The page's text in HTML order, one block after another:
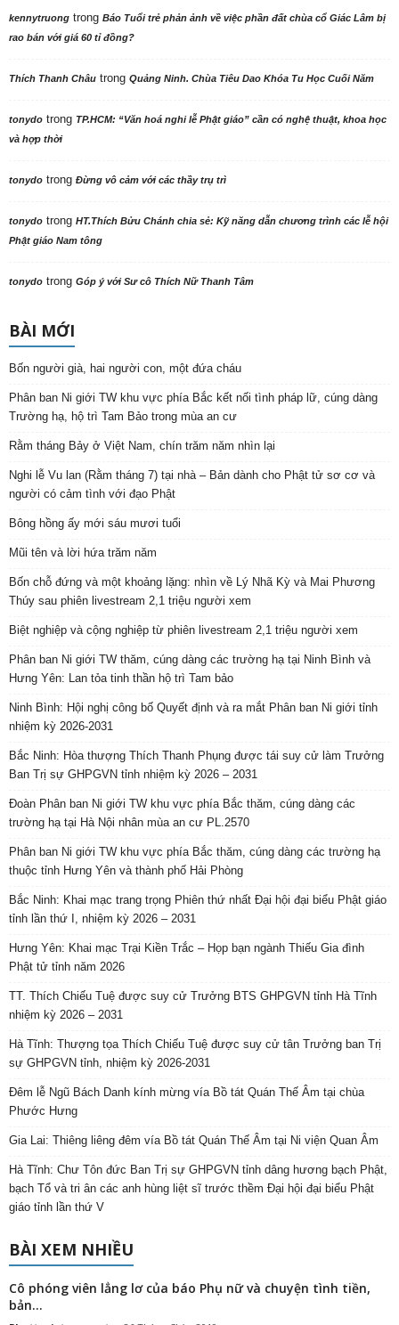
kennytruong trong Báo Tuổi trẻ phản ảnh về việc phần đất chùa cổ Giác Lâm bị
rao bán với giá 60 tỉ đồng?
Thích Thanh Châu trong Quảng Ninh. Chùa Tiêu Dao Khóa Tu Học Cuối Năm
tonydo trong TP.HCM: “Văn hoá nghi lễ Phật giáo” cần có nghệ thuật, khoa học
và hợp thời
tonydo trong Đừng vô cảm với các thầy trụ trì
tonydo trong HT.Thích Bửu Chánh chia sẻ: Kỹ năng dẫn chương trình các lễ hội
Phật giáo Nam tông
tonydo trong Góp ý với Sư cô Thích Nữ Thanh Tâm
BÀI MỚI
Bốn người già, hai người con, một đứa cháu
Phân ban Ni giới TW khu vực phía Bắc kết nối tình pháp lữ, cúng dàng
Trường hạ, hộ trì Tam Bảo trong mùa an cư
Rằm tháng Bảy ở Việt Nam, chín trăm năm nhìn lại
Nghi lễ Vu lan (Rằm tháng 7) tại nhà – Bản dành cho Phật tử sơ cơ và
người có cảm tình với đạo Phật
Bông hồng ấy mới sáu mươi tuổi
Mũi tên và lời hứa trăm năm
Bốn chỗ đứng và một khoảng lặng: nhìn về Lý Nhã Kỳ và Mai Phương
Thúy sau phiên livestream 2,1 triệu người xem
Biệt nghiệp và cộng nghiệp từ phiên livestream 2,1 triệu người xem
Phân ban Ni giới TW thăm, cúng dàng các trường hạ tại Ninh Bình và
Hưng Yên: Lan tỏa tinh thần hộ trì Tam bảo
Ninh Bình: Hội nghị công bố Quyết định và ra mắt Phân ban Ni giới tỉnh
nhiệm kỳ 2026-2031
Bắc Ninh: Hòa thượng Thích Thanh Phụng được tái suy cử làm Trưởng
Ban Trị sự GHPGVN tỉnh nhiệm kỳ 2026 – 2031
Đoàn Phân ban Ni giới TW khu vực phía Bắc thăm, cúng dàng các
trường hạ tại Hà Nội nhân mùa an cư PL.2570
Phân ban Ni giới TW khu vực phía Bắc thăm, cúng dàng các trường hạ
thuộc tỉnh Hưng Yên và thành phố Hải Phòng
Bắc Ninh: Khai mạc trang trọng Phiên thứ nhất Đại hội đại biểu Phật giáo
tỉnh lần thứ I, nhiệm kỳ 2026 – 2031
Hưng Yên: Khai mạc Trại Kiền Trắc – Họp bạn ngành Thiếu Gia đình
Phật tử tỉnh năm 2026
TT. Thích Chiếu Tuệ được suy cử Trưởng BTS GHPGVN tỉnh Hà Tĩnh
nhiệm kỳ 2026 – 2031
Hà Tĩnh: Thượng tọa Thích Chiếu Tuệ được suy cử tân Trưởng ban Trị
sự GHPGVN tỉnh, nhiệm kỳ 2026-2031
Đêm lễ Ngũ Bách Danh kính mừng vía Bồ tát Quán Thế Âm tại chùa
Phước Hưng
Gia Lai: Thiêng liêng đêm vía Bồ tát Quán Thế Âm tại Ni viện Quan Âm
Hà Tĩnh: Chư Tôn đức Ban Trị sự GHPGVN tỉnh dâng hương bạch Phật,
bạch Tổ và tri ân các anh hùng liệt sĩ trước thềm Đại hội đại biểu Phật
giáo tỉnh lần thứ V
BÀI XEM NHIỀU
Cô phóng viên lẳng lơ của báo Phụ nữ và chuyện tình tiền,
bản...